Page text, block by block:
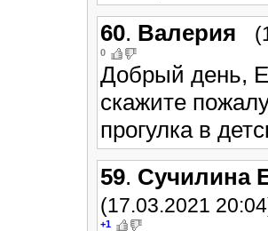
60. Валерия
0
Добрый день,
скажите
прогулка в
59. Сучилина
(17.03.2021
+1